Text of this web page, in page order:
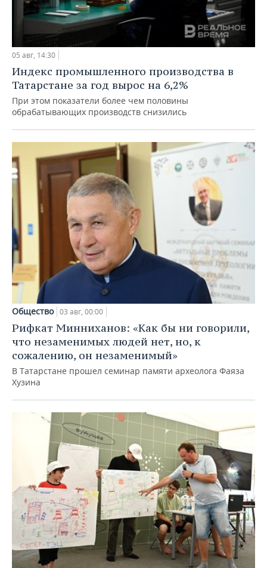
05 авг, 14:30
Индекс промышленного производства в
Татарстане за год вырос на 6,2%
При этом показатели более чем половины
обрабатывающих производств снизились
Общество 03 авг, 00:00
Рифкат Минниханов: «Как бы ни говорили,
что незаменимых людей нет, но, к
сожалению, он незаменимый»
В Татарстане прошел семинар памяти археолога Фаяза
Хузина